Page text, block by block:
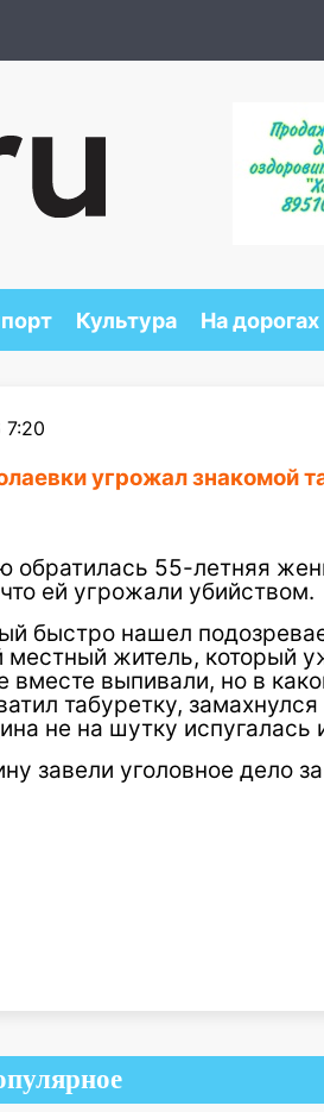
Культура На дорогах
7:20
угрожал знакомой
обратилась 55-летняя
ей угрожали убийством.
быстро нашел
местный житель, который
вместе выпивали, но в
табуретку,
не на шутку испугалась
завели уголовное дело